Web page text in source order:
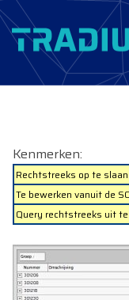
Kenmerken:
Rechtstreeks op te
Te bewerken vanuit de
Query rechtstreeks uit